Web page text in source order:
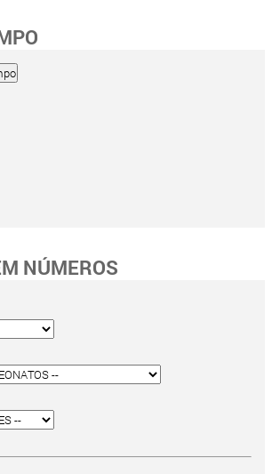
NÚMEROS